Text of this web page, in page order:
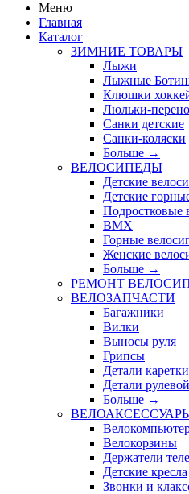
Меню
Главная
Каталог
ЗИМНИЕ ТОВАРЫ
Лыжи
Лыжные
Клюшки
Люльки-
Санки детские
Санки-коляски
Больше →
ВЕЛОСИПЕДЫ
Детские
Детские
Подростковые
BMX
Горные
Женские
Больше →
РЕМОНТ
ВЕЛОЗАПЧАСТИ
Багажники
Вилки
Выносы руля
Грипсы
Детали каретки
Детали
Больше →
Велокорзины
Держатели
Детские кресла
Звонки и